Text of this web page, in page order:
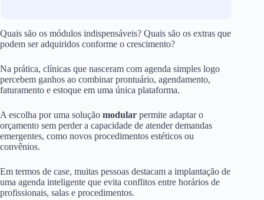
Quais são os módulos indispensáveis? Quais são os extras que
podem ser adquiridos conforme o crescimento?
Na prática, clínicas que nasceram com agenda simples logo
percebem ganhos ao combinar prontuário, agendamento,
faturamento e estoque em uma única plataforma.
A escolha por uma solução modular permite adaptar o
orçamento sem perder a capacidade de atender demandas
emergentes, como novos procedimentos estéticos ou
convênios.
Em termos de case, muitas pessoas destacam a implantação de
uma agenda inteligente que evita conflitos entre horários de
profissionais, salas e procedimentos.